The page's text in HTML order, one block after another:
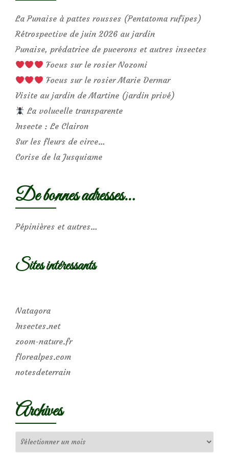
La Punaise à pattes rousses (Pentatoma rufipes)
Rétrospective de juin 2026 au jardin
Punaise, prédatrice de pucerons et autres insectes
Focus sur le rosier Nozomi
Focus sur le rosier Marie Dermar
Visite au jardin de Martine (jardin privé)
La volucelle transparente
Insecte : Le Clairon
Sur les fleurs de circe…
Corise de la Jusquiame
De bonnes adresses…
Pépinières et autres…
Sites intéressants
Natagora
Insectes.net
zoom-nature.fr
florealpes.com
notesdeterrain
Archives